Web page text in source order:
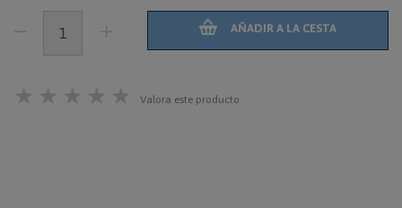
AÑADIR A LA CESTA
★ ★ ★ ★ ★ Valora este producto